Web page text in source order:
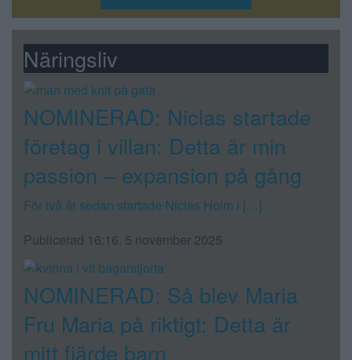
Näringsliv
NOMINERAD: Niclas startade
företag i villan: Detta är min
passion – expansion på gång
För två år sedan startade Niclas Holm i […]
Publicerad 16:16, 5 november 2025
NOMINERAD: Så blev Maria
Fru Maria på riktigt: Detta är
mitt fjärde barn